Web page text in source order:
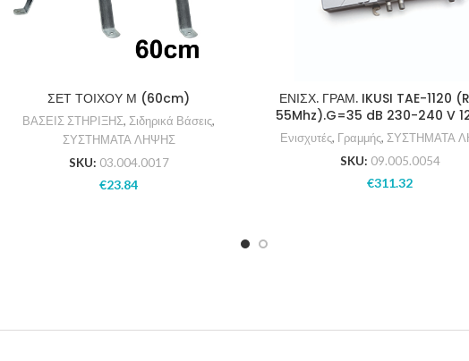
ΣΕΤ ΤΟΙΧΟΥ Μ (60cm)
ΒΑΣΕΙΣ ΣΤΗΡΙΞΗΣ, Σιδηρικά Βάσεις,
ΣΥΣΤΗΜΑΤΑ ΛΗΨΗΣ
SKU: 03.004.0017
€23.84
ΕΝΙΣΧ. ΓΡΑΜ. IKUSI TAE-1120
55Mhz).G=35 dB 230-240 V
Ενισχυτές, Γραμμής, ΣΥΣΤΗΜΑΤΑ
SKU: 09.005.0054
€311.32